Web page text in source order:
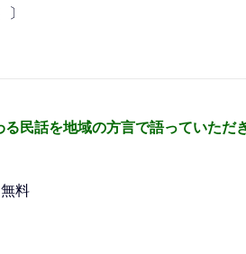
民話を地域の方言で語っていただ
料